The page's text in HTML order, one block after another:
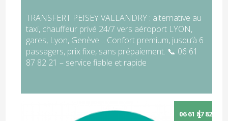
TRANSFERT PEISEY VALLANDRY : alternative au
taxi, chauffeur privé 24/7 vers aéroport LYON,
gares, Lyon, Genève… Confort premium, jusqu’à 6
passagers, prix fixe, sans prépaiement. 📞 06 61
87 82 21 – service fiable et rapide